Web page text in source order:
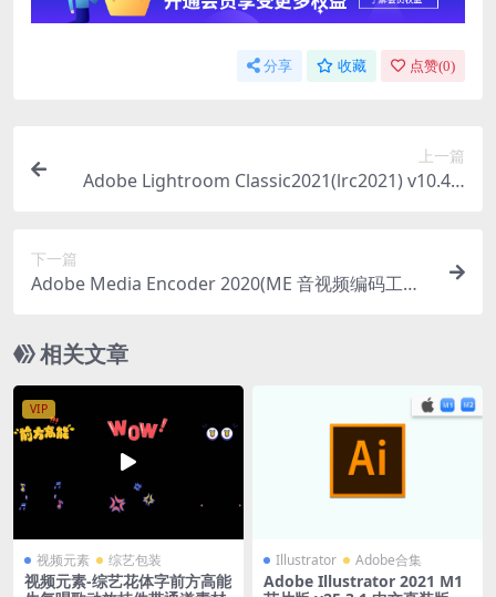
分享 收藏 点赞(0)
上一篇
Adobe Lightroom Classic2021(lrc2021) v10.4.0
下一篇
Adobe Media Encoder 2020(ME 音视频编码工具)
相关文章
VIP
视频元素 综艺包装
视频元素-综艺花体字前方高能
Illustrator Adobe合集
Adobe Illustrator 2021 M1